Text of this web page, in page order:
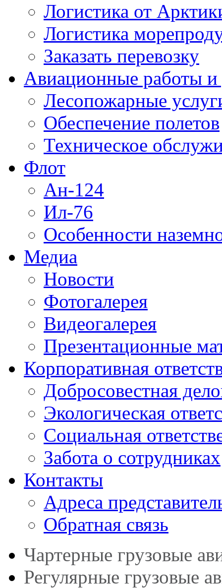
Логистика от
Логистика
Заказать перевозку
Авиационные работы и
Лесопожарные
Обеспечение полетов
Техническое
Флот
Ан-124
Ил-76
Особенности
Медиа
Новости
Фотогалерея
Видеогалерея
Презентационные
Корпоративная
Добросовестная
Экологическая
Социальная
Забота о сотрудниках
Контакты
Адреса
Обратная связь
Чартерные грузовые
Регулярные грузовые